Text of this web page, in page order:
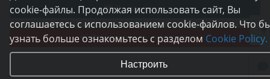
cookie-файлы. Продолжая использовать сайт, Вы
соглашаетесь с использованием cookie-файлов. Что
узнать больше ознакомьтесь с разделом Cookie Policy.
Настроить
Оплата услуг
Пожаловаться директору